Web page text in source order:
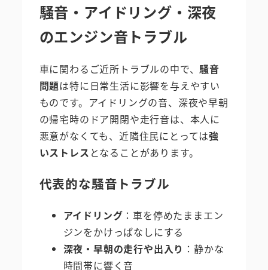
騒音・アイドリング・深夜
のエンジン音トラブル
車に関わるご近所トラブルの中で、 騒音
問題は特に日常生活に影響を与えやすい
ものです。アイドリングの音、深夜や早朝
の帰宅時のドア開閉や走行音は、本人に
悪意がなくても、近隣住民にとっては強
いストレス となることがあります。
代表的な騒音トラブル
アイドリング ：車を停めたままエン
ジンをかけっぱなしにする
深夜・早朝の走行や出入り ：静かな
時間帯に響く音